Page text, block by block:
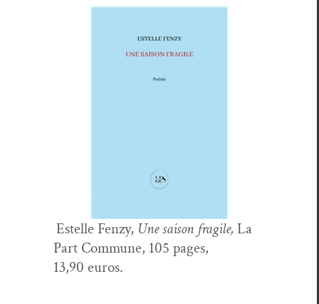
Estelle Fen­zy, Une sai­son frag­ile, La
Part Com­mune, 105 pages,
13,90 euros.